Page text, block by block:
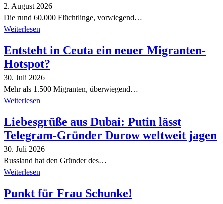
2. August 2026
Die rund 60.000 Flüchtlinge, vorwiegend…
Weiterlesen
Entsteht in Ceuta ein neuer Migranten-
Hotspot?
30. Juli 2026
Mehr als 1.500 Migranten, überwiegend…
Weiterlesen
Liebesgrüße aus Dubai: Putin lässt
Telegram-Gründer Durow weltweit jagen
30. Juli 2026
Russland hat den Gründer des…
Weiterlesen
Punkt für Frau Schunke!